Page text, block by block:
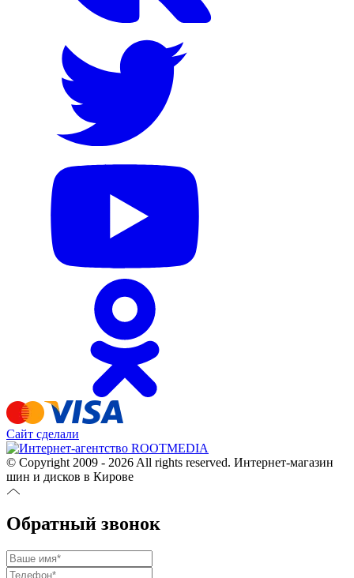
Сайт сделали
© Copyright 2009 - 2026 All rights reserved. Интернет-магазин
шин и дисков в Кирове
Обратный звонок